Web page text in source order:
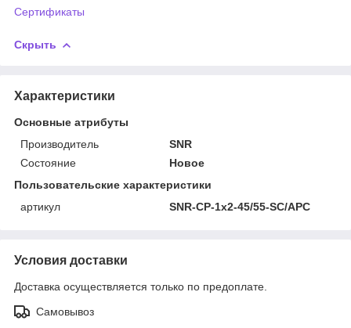
Сертификаты
Скрыть
Характеристики
Основные атрибуты
Производитель
SNR
Состояние
Новое
Пользовательские характеристики
артикул
SNR-CP-1x2-45/55-SC/APC
Условия доставки
Доставка осуществляется только по предоплате.
Самовывоз